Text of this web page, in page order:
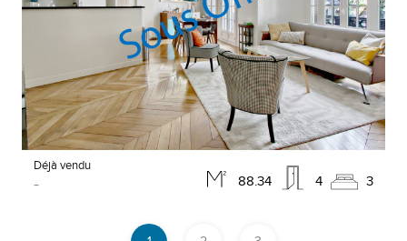
88.34 4 3
Déjà vendu
-